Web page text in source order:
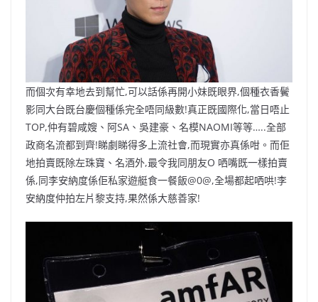
而個次有幸地去到幫忙,可以話係再開小妹既眼界,個種衣香鬢
影同大台既台慶個種係完全唔同級數!真正既國際化,當日唔止
TOP,仲有碧咸嫂、阿SA、吳建豪、名模NAOMI等等…..全部
政商名流都到齊!睇劇睇得多上流社會,而現實亦真係咁。而佢
地拍賣既除左珠寶、名酒外,最令我同朋友O 哂嘴既一樣拍賣
係,同李安納度係佢私家遊艇食一餐飯@0@,全場都起哂哄!李
安納度仲拍左片黎支持,果然係大慈善家!